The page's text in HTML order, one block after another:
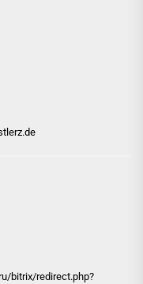
/bitrix/redirect.php?